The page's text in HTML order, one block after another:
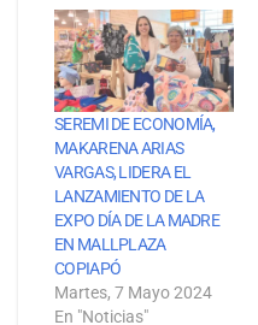
SEREMI DE ECONOMÍA,
MAKARENA ARIAS
VARGAS, LIDERA EL
LANZAMIENTO DE LA
EXPO DÍA DE LA MADRE
EN MALLPLAZA
COPIAPÓ
Martes, 7 Mayo 2024
En "Noticias"